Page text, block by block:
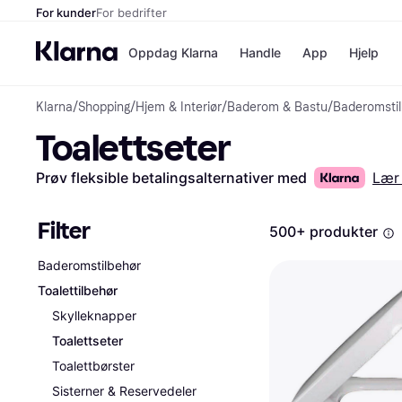
For kunderFor bedrifter
Oppdag Klarna
Betal i 3
Betal innen
Vipps
Handle
Butikker
App Hjelp
Klarna/Shopping/Hjem & Interiør/Baderom & Bastu/
Toalettseter
Prøv fleksible betalingsalternativer med Lær
Filter
Baderomstilbehør
Toalettilbehør
Skylleknapper
Toalettseter
Toalettbørster
Sisterner & Reservedeler
500+ produkter